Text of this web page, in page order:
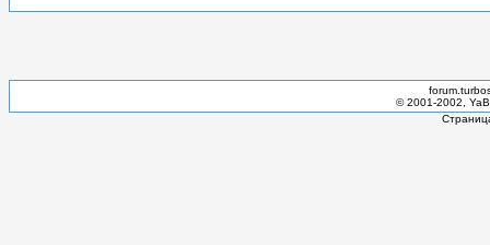
© 2001-2002,